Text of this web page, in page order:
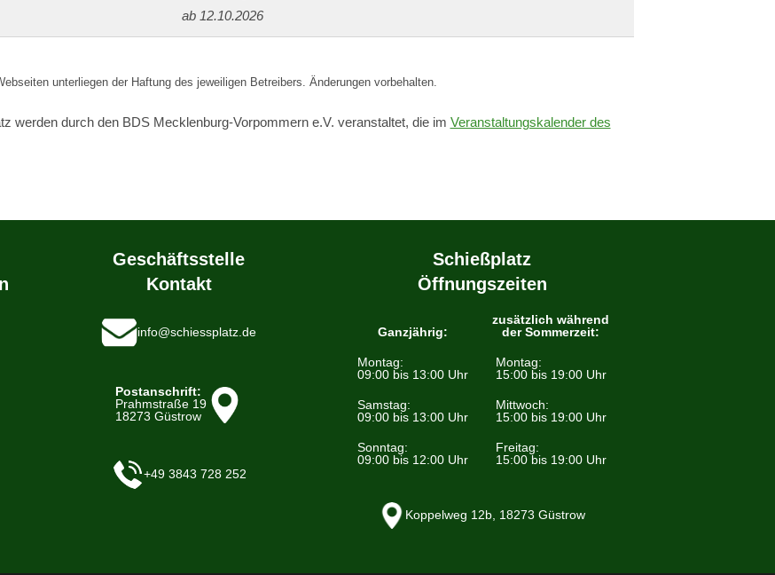
ab 12.10.2026
unterliegen der Haftung des jeweiligen Betreibers. Änderungen vorbehalten.
werden durch den BDS Mecklenburg-Vorpommern e.V. veranstaltet, die im Veranstaltungskalender des
Geschäftsstelle
Kontakt
info@schiessplatz.de
Postanschrift:
Prahmstraße 19
18273 Güstrow
+49 3843 728 252
Schießplatz
Öffnungszeiten
Ganzjährig:
Montag:
09:00 bis 13:00 Uhr
Samstag:
09:00 bis 13:00 Uhr
Sonntag:
09:00 bis 12:00 Uhr
zusätzlich während
der Sommerzeit:
Montag:
15:00 bis 19:00 Uhr
Mittwoch:
15:00 bis 19:00 Uhr
Freitag:
15:00 bis 19:00 Uhr
Koppelweg 12b, 18273 Güstrow